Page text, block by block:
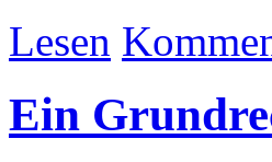
Lesen
Ein